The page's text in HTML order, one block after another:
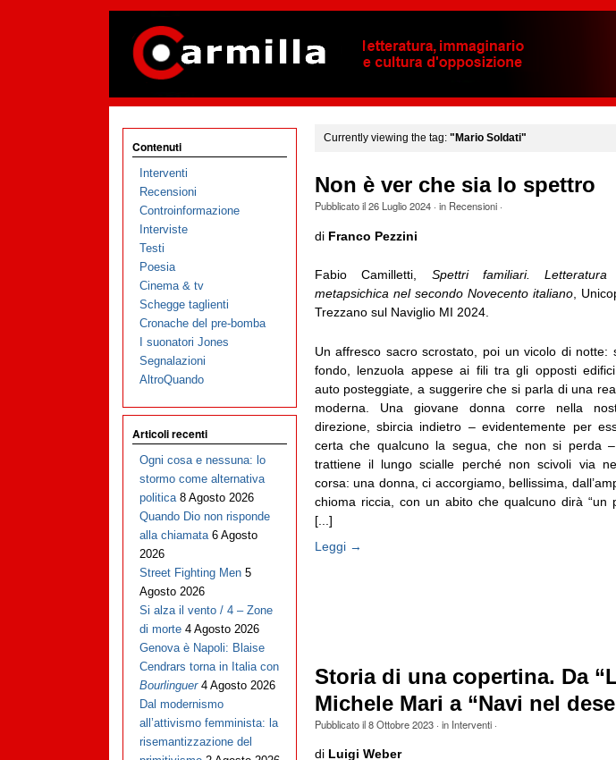
Currently viewing the tag: "Mario Soldati"
Non è ver che sia lo spettro
Pubblicato il26 Luglio 2024· in Recensioni·
di Franco Pezzini
Fabio Camilletti, Spettri familiari.
metapsichica nel secondo Novecento italiano,
Trezzano sul Naviglio MI 2024.
Un affresco sacro scrostato, poi un vicolo di notte:
fondo, lenzuola appese ai fili tra gli opposti
auto posteggiate, a suggerire che si parla di una
moderna. Una giovane donna corre nella
direzione, sbircia indietro – evidentemente per
certa che qualcuno la segua, che non si perda
trattiene il lungo scialle perché non scivoli via
corsa: una donna, ci accorgiamo, bellissima,
chioma riccia, con un abito che qualcuno dirà “un
[...]
Leggi →
Storia di una copertina. Da
Michele Mari a “Navi nel
Pubblicato il8 Ottobre 2023· in Interventi·
di Luigi Weber
Contenuti
Interventi
Recensioni
Controinformazione
Interviste
Testi
Poesia
Cinema & tv
Schegge taglienti
Cronache del pre-bomba
I suonatori Jones
Segnalazioni
AltroQuando
Articoli recenti
Ogni cosa e nessuna: lo
stormo come alternativa
politica 8 Agosto 2026
Quando Dio non risponde
alla chiamata 6 Agosto
2026
Street Fighting Men 5
Agosto 2026
Si alza il vento / 4 – Zone
di morte 4 Agosto 2026
Genova è Napoli: Blaise
Cendrars torna in Italia con
Bourlinguer 4 Agosto 2026
Dal modernismo
all’attivismo femminista: la
risemantizzazione del